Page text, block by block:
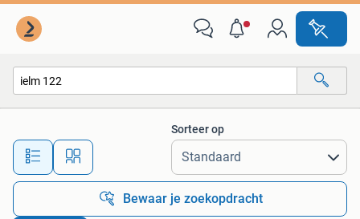
Alle afstanden…
Sorteer op
Bewaar je zoekopdracht